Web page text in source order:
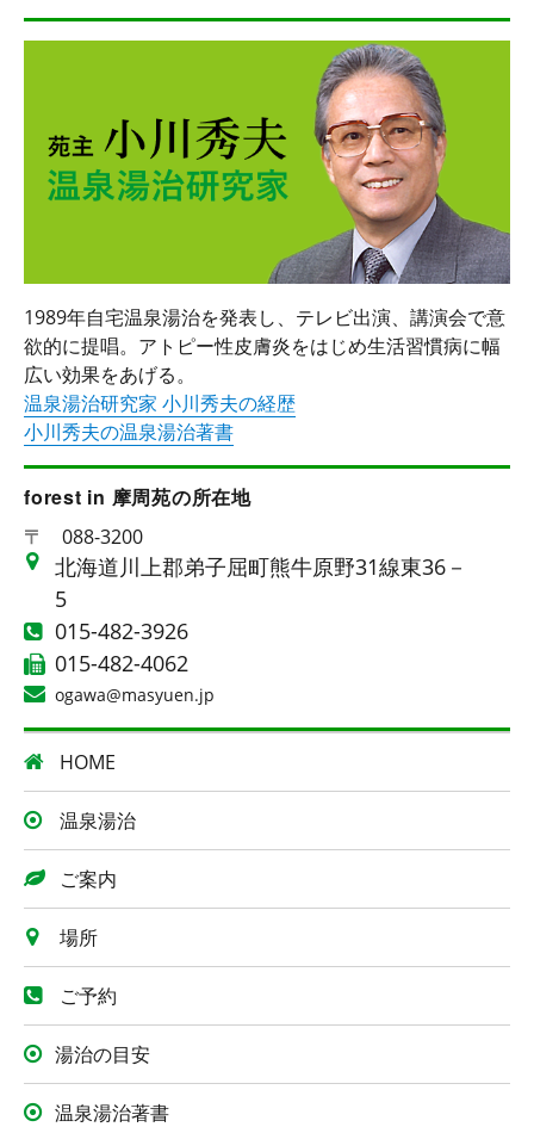
1989年自宅温泉湯治を発表し、テレビ出演、講演会で意
欲的に提唱。アトピー性皮膚炎をはじめ生活習慣病に幅
広い効果をあげる。
温泉湯治研究家 小川秀夫の経歴
小川秀夫の温泉湯治著書
forest in 摩周苑の所在地
〒 088-3200
北海道川上郡弟子屈町熊牛原野31線東36－
5
015-482-3926
015-482-4062
ogawa@masyuen.jp
HOME
温泉湯治
ご案内
場所
ご予約
湯治の目安
温泉湯治著書